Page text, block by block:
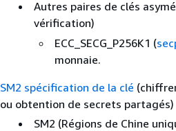
Autres paires de clés
vérification)
ECC_SECG_P256K1 (
monnaie.
SM2 spécification de la clé
ou obtention de secrets partagés)
SM2 (Régions de Chine